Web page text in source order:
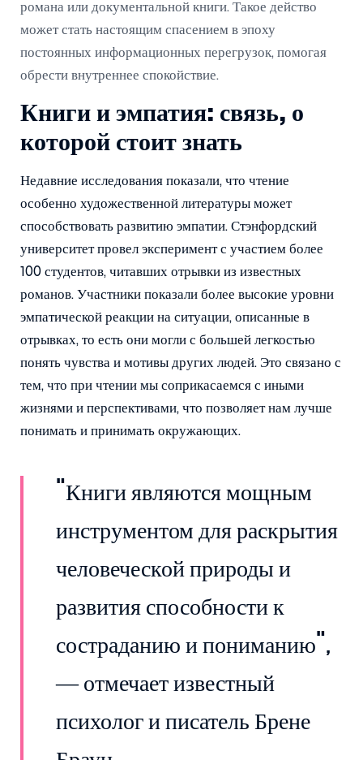
романа или документальной книги. Такое действо
может стать настоящим спасением в эпоху
постоянных информационных перегрузок, помогая
обрести внутреннее спокойствие.
Книги и эмпатия: связь, о
которой стоит знать
Недавние исследования показали, что чтение
особенно художественной литературы может
способствовать развитию эмпатии. Стэнфордский
университет провел эксперимент с участием более
100 студентов, читавших отрывки из известных
романов. Участники показали более высокие уровни
эмпатической реакции на ситуации, описанные в
отрывках, то есть они могли с большей легкостью
понять чувства и мотивы других людей. Это связано с
тем, что при чтении мы соприкасаемся с иными
жизнями и перспективами, что позволяет нам лучше
понимать и принимать окружающих.
"Книги являются мощным
инструментом для раскрытия
человеческой природы и
развития способности к
состраданию и пониманию",
— отмечает известный
психолог и писатель Брене